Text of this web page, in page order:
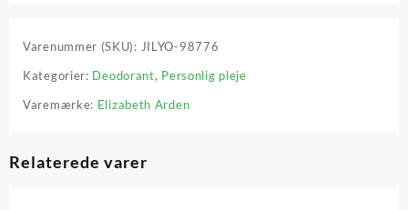
Varenummer (SKU): JILYO-98776
Kategorier: Deodorant, Personlig pleje
Varemærke: Elizabeth Arden
Relaterede varer